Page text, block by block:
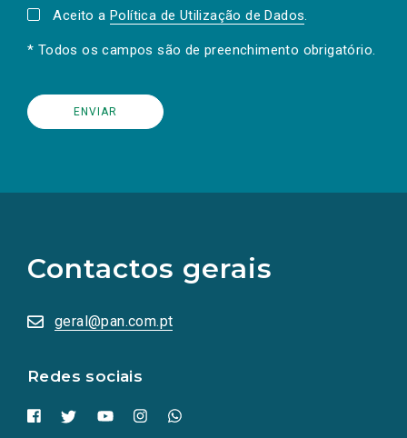
Aceito a Política de Utilização de Dados.
* Todos os campos são de preenchimento obrigatório.
Contactos gerais
geral@pan.com.pt
Redes sociais
redes
sociais
numa
nova